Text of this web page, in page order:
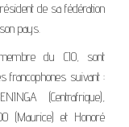
de sa fédération
pays.
du CIO, sont
francophones suivant :
(Centrafrique),
(Maurice) et Honoré